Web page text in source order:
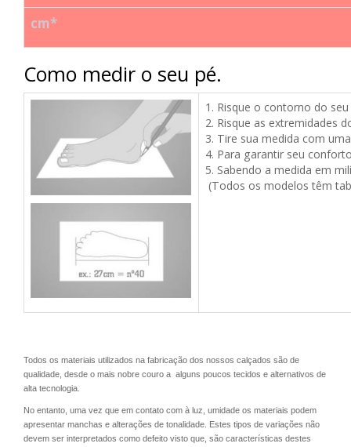
cm*
Como medir o seu pé.
1. Risque o contorno do
2. Risque as extremidades
3. Tire sua medida com
4. Para garantir seu
5. Sabendo a medida em
(Todos os modelos têm
Todos os materiais utilizados na fabricação dos nossos calçados são de
qualidade, desde o mais nobre couro a alguns poucos tecidos e alternativos de
alta tecnologia.
No entanto, uma vez que em contato com à luz, umidade os materiais podem
apresentar manchas e alterações de tonalidade. Estes tipos de variações não
devem ser interpretados como defeito visto que, são características destes